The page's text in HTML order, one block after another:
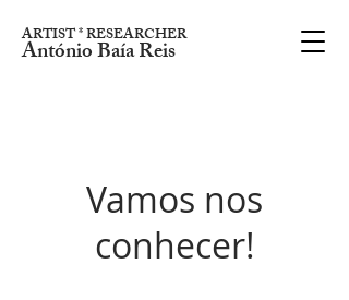
ARTIST * RESEARCHER
António Baía Reis
Vamos nos
conhecer!